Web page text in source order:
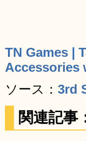
TN Games |
Accessories
ソース： 3rd
関連記事